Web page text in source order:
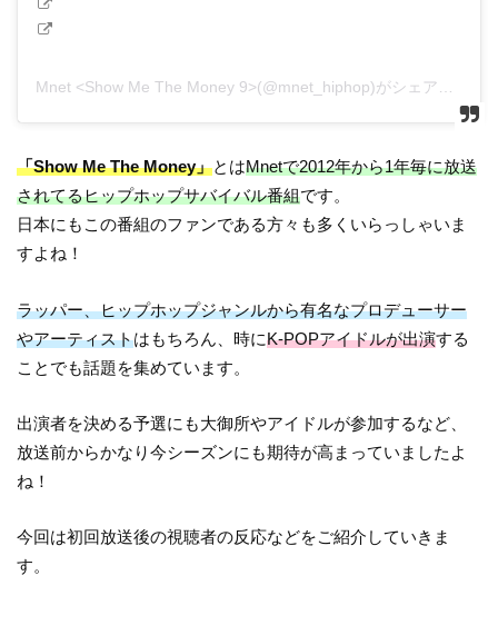
Mnet <Show Me The Money 9>(@mnet_hiphop)がシェアした投稿
「Show Me The Money」とはMnetで2012年から1年毎に放送
されてるヒップホップサバイバル番組です。
日本にもこの番組のファンである方々も多くいらっしゃいま
すよね！
ラッパー、ヒップホップジャンルから有名なプロデューサー
やアーティストはもちろん、時にK-POPアイドルが出演する
ことでも話題を集めています。
出演者を決める予選にも大御所やアイドルが参加するなど、
放送前からかなり今シーズンにも期待が高まっていましたよ
ね！
今回は初回放送後の視聴者の反応などをご紹介していきま
す。